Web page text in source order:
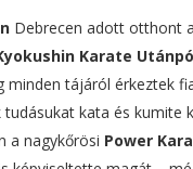
Debrecen adott otthont
Karate
minden tájáról érkeztek
kata és kumite
a nagykőrösi Power